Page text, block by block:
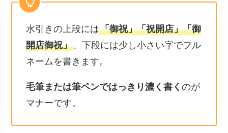
水引きの上段には「御祝」「祝開店」「御
開店御祝」、下段には少し小さい字でフル
ネームを書きます。
毛筆または筆ペンではっきり濃く書くのが
マナーです。